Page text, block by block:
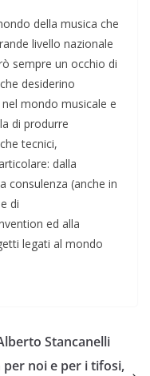
della musica che
livello nazionale
sempre un occhio di
desiderino
mondo musicale e
di produrre
tecnici,
dalla
consulenza (anche in
di
ed alla
legati al mondo
Stancanelli
per noi e per i tifosi,